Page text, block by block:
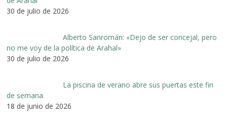
30 de julio de 2026
Alberto Sanromán: «Dejo de ser concejal, pero
no me voy de la política de Arahal»
30 de julio de 2026
La piscina de verano abre sus puertas este fin
de semana
18 de junio de 2026